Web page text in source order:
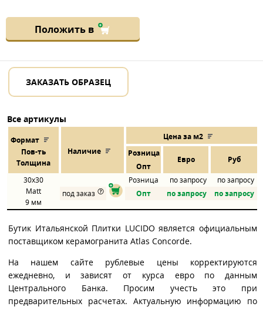
Положить в
ЗАКАЗАТЬ ОБРАЗЕЦ
Все артикулы
Формат
Пов-ть
Толщина
Наличие
Цена за м2
Розница
Евро Руб
Опт
30x30
Matt
9 мм
Розница по запросу
по запросу
под заказ
Опт по запросу по запросу
Бутик Итальянской Плитки LUCIDO является официальным
поставщиком керамогранита Atlas Concorde.
На нашем сайте рублевые цены корректируются
ежедневно, и зависят от курса евро по данным
Центрального Банка. Просим учесть это при
предварительных расчетах. Актуальную информацию по